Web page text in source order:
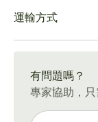
茄或其他著名的
價值，為您節省
蒙特克里斯托迷
宗的古巴蒙特克
蒙特克里斯托迷
侶，隨時隨地享
運輸方式
有問題嗎？
專家協助，